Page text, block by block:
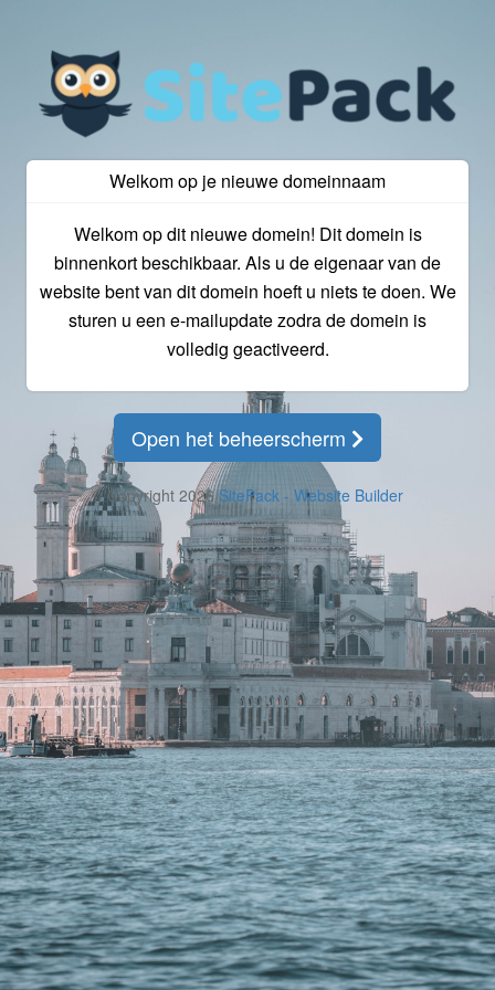
Welkom op je nieuwe domeinnaam
Welkom op dit nieuwe domein! Dit domein is
binnenkort beschikbaar. Als u de eigenaar van de
website bent van dit domein hoeft u niets te doen. We
sturen u een e-mailupdate zodra de domein is
volledig geactiveerd.
Open het beheerscherm
© Copyright 2026SitePack - Website Builder